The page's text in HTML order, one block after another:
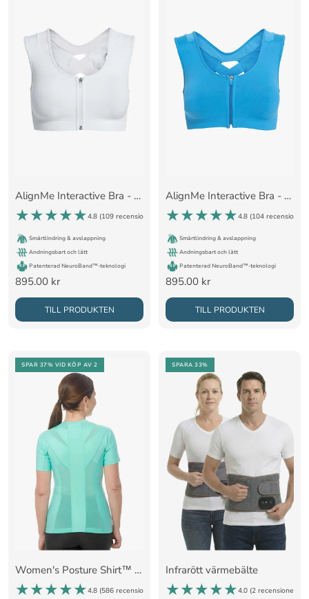
AlignMe Interactive Bra - Vit (begränsade storlekar)
4.8 (109 recensioner
Smärtlindring & avslappning
Andningsbart och lätt
Patenterad NeuroBand™-teknologi
Rea-
pris
895.00 kr
TILL PRODUKTEN
AlignMe Interactive Bra - Blå (begränsade storlekar)
4.8 (104 recensioner
Smärtlindring & avslappning
Andningsbart och lätt
Patenterad NeuroBand™-teknologi
Rea-
pris
895.00 kr
TILL PRODUKTEN
SPAR 37% VID KÖP AV 2
Women's Posture Shirt™ - Mint
4.8 (586 recensioner
SPARA 33%
Infrarött värmebälte
4.0 (2 recensioner